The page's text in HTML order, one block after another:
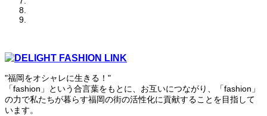
"福岡をオシャレに生きる！"
「fashion」という合言葉をもとに、お互いにつながり、「fashion」
の力で私たちが暮らす福岡の街の活性化に貢献することを目指して
います。